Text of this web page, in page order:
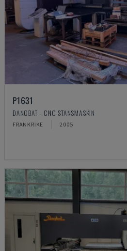
P1631
DANOBAT - CNC STANSMASKIN
FRANKRIKE 2005